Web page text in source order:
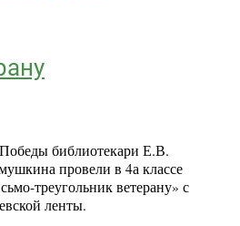
библиотекари Е.В.
провели в 4а классе
треугольник ветерану» с
ленты.